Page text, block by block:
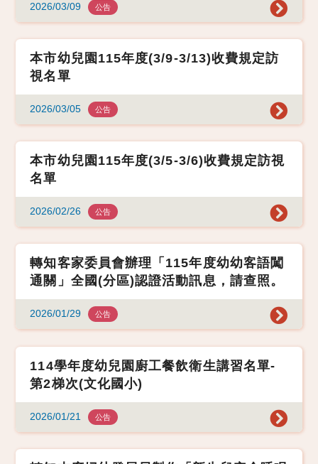
2026/03/09 公告
本市幼兒園115年度(3/9-3/13)收費規定訪
視名單
2026/03/05 公告
本市幼兒園115年度(3/5-3/6)收費規定訪視
名單
2026/02/26 公告
轉知客家委員會辦理「115年度幼幼客語闖
通關」全國(分區)認證活動訊息，請查照。
2026/01/29 公告
114學年度幼兒園廚工餐飲衛生講習名單-
第2梯次(文化國小)
2026/01/21 公告